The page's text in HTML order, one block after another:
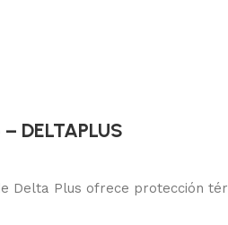
DELTAPLUS
Delta Plus ofrece protección